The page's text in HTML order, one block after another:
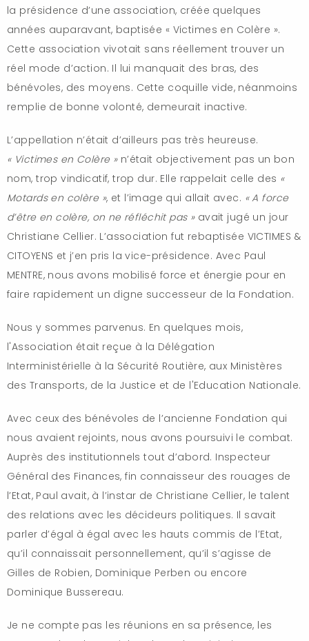
la présidence d’une association, créée quelques
années auparavant, baptisée « Victimes en Colère ».
Cette association vivotait sans réellement trouver un
réel mode d’action. Il lui manquait des bras, des
bénévoles, des moyens. Cette coquille vide, néanmoins
remplie de bonne volonté, demeurait inactive.
L’appellation n’était d’ailleurs pas très heureuse.
« Victimes en Colère » n’était objectivement pas un bon
nom, trop vindicatif, trop dur. Elle rappelait celle des «
Motards en colère », et l’image qui allait avec. « A force
d’être en colère, on ne réfléchit pas »avait jugé un jour
Christiane Cellier. L’association fut rebaptisée VICTIMES &
CITOYENS et j’en pris la vice-présidence. Avec Paul
MENTRE, nous avons mobilisé force et énergie pour en
faire rapidement un digne successeur de la Fondation.
Nous y sommes parvenus. En quelques mois,
l'Association était reçue à la Délégation
Interministérielle à la Sécurité Routière, aux Ministères
des Transports, de la Justice et de l'Education Nationale.
Avec ceux des bénévoles de l’ancienne Fondation qui
nous avaient rejoints, nous avons poursuivi le combat.
Auprès des institutionnels tout d’abord. Inspecteur
Général des Finances, fin connaisseur des rouages de
l’Etat, Paul avait, à l’instar de Christiane Cellier, le talent
des relations avec les décideurs politiques. Il savait
parler d’égal à égal avec les hauts commis de l’Etat,
qu’il connaissait personnellement, qu’il s’agisse de
Gilles de Robien, Dominique Perben ou encore
Dominique Bussereau.
Je ne compte pas les réunions en sa présence, les